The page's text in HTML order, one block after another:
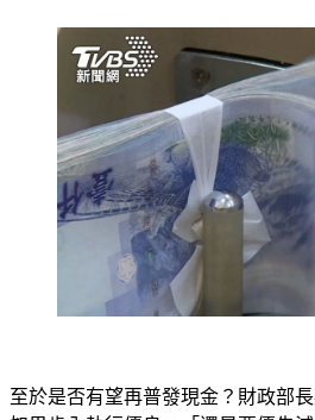
至於是否有望再普發現金？財政部